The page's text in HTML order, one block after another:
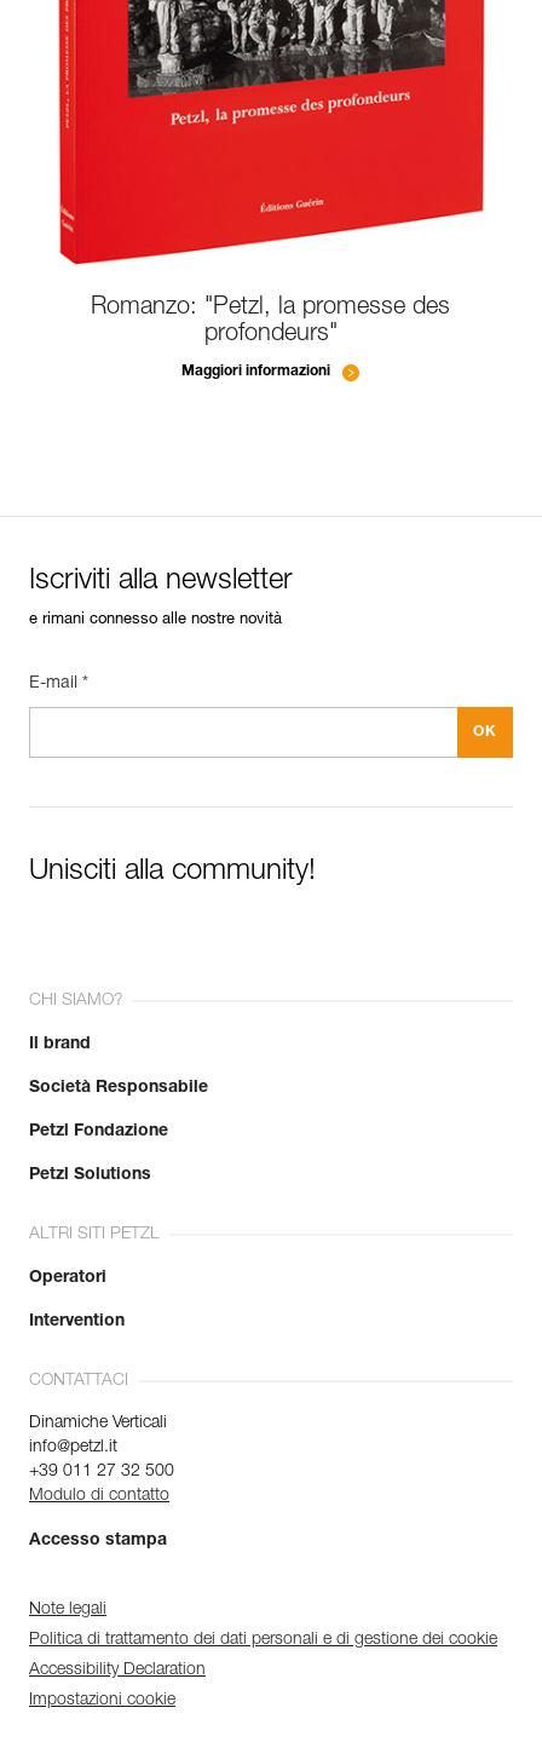
Romanzo: "Petzl, la promesse des
profondeurs"
Maggiori informazioni
Iscriviti alla newsletter
e rimani connesso alle nostre novità
E-mail *
Unisciti alla community!
CHI SIAMO?
Il brand
Società Responsabile
Petzl Fondazione
Petzl Solutions
ALTRI SITI PETZL
Operatori
Intervention
CONTATTACI
Dinamiche Verticali
info@petzl.it
+39 011 27 32 500
Modulo di contatto
Accesso stampa
Note legali
Politica di trattamento dei dati personali e di gestione dei cookie
Accessibility Declaration
Impostazioni cookie